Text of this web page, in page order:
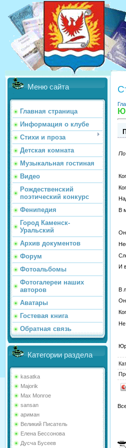
Меню сайта
Главная страница
Информация о клубе
Стихи и проза
Детская комната
Музыкальная гостиная
Видео
Рождественский
поэтический конкурс
Фенипедия
Город Каменск-
Уральский
Архив документов
Форум
Фотоальбомы
Фотогалереи наших
авторов
Аватары
Гостевая книга
Обратная связь
Категории раздела
kasatka
Majorik
Max Monroe
sansan
ариман
Великий Писатель
Елена Бессонова
Дусча Бусеев
По
В
И
В
Не